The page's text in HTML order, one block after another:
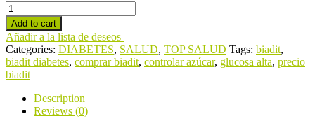
Biadit
-
Para
la
diabetes,
opiniones
2024,
salud
Add to cart
Añadir a la lista de deseos
Categories: DIABETES, SALUD, TOP SALUD Tags: biadit,
biadit diabetes, comprar biadit, controlar azúcar, glucosa alta, precio
biadit
Description
Reviews (0)